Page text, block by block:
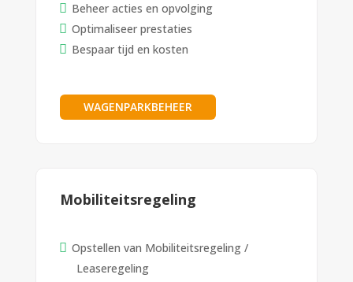
Beheer acties en opvolging
Optimaliseer prestaties
Bespaar tijd en kosten
WAGENPARKBEHEER
Mobiliteitsregeling
Opstellen van Mobiliteitsregeling /
Leaseregeling